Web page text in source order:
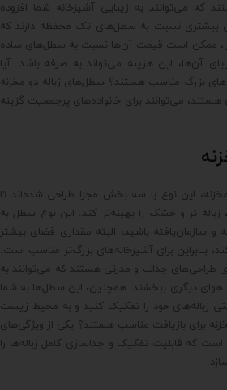
که می‌توانند به زیبایی آشپزخانه شما افزوده
بیشتری نسبت به سطل‌های تک محفظه دارند که
ممکن است قیمت آن‌ها نسبت به سطل‌های ساده
آن‌ها، این هزینه می‌تواند به صرفه باشد. آیا
بزرگ مناسب هستند؟ سطل‌های زباله دو مخزنه
هستند، می‌توانند برای خانواده‌های پرجمعیت گزینه
این نوع با سه بخش مجزا طراحی شده‌اند تا
زباله تر و خشک را بهینه‌تر کند. این نوع سطل به
سازمان‌یافته باشید، البته مقداری فضای بیشتر
بنابراین برای آشپزخانه‌های بزرگ‌تر مناسب است.
طراحی‌های جذاب و مدرنی هستند که می‌توانند به
هوای دیگری ببخشند. همچنین، این سطل‌ها به شما
زباله‌های خود را تفکیک کنید و به محیط زیست
برای بازیافت مناسب هستند؟ یکی از ویژگی‌های
که قابلیت تفکیک و جداسازی کامل زباله‌ها را